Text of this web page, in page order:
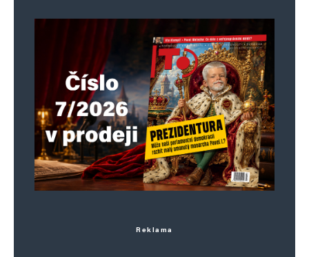
Jméno*
E-mail* Webová stránka
Reklama